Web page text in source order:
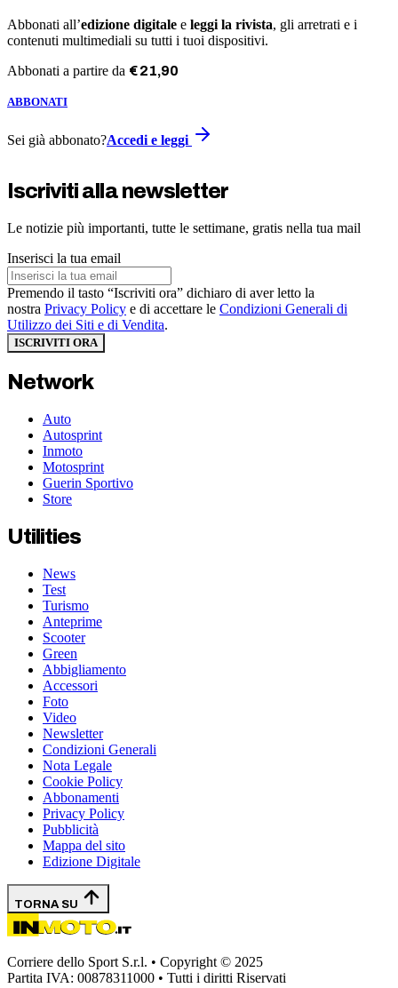
Abbonati all’edizione digitale e leggi la rivista, gli arretrati e i
contenuti multimediali su tutti i tuoi dispositivi.
Abbonati a partire da €21,90
ABBONATI
Sei già abbonato?Accedi e leggi
Iscriviti alla newsletter
Le notizie più importanti, tutte le settimane, gratis nella tua mail
Inserisci la tua email
Premendo il tasto “Iscriviti ora” dichiaro di aver letto la
nostra Privacy Policy e di accettare le Condizioni Generali di
Utilizzo dei Siti e di Vendita.
ISCRIVITI ORA
Network
Auto
Autosprint
Inmoto
Motosprint
Guerin Sportivo
Store
Utilities
News
Test
Turismo
Anteprime
Scooter
Green
Abbigliamento
Accessori
Foto
Video
Newsletter
Condizioni Generali
Nota Legale
Cookie Policy
Abbonamenti
Privacy Policy
Pubblicità
Mappa del sito
Edizione Digitale
TORNA SU
Corriere dello Sport S.r.l. • Copyright © 2025
Partita IVA: 00878311000 • Tutti i diritti Riservati